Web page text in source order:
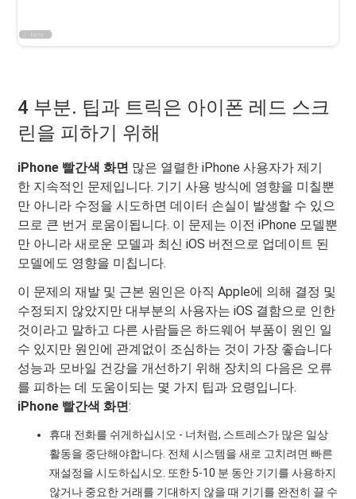
4 부분. 팁과 트릭은 아이폰 레드 스크
린을 피하기 위해
iPhone 빨간색 화면 많은 열렬한 iPhone 사용자가 제기
한 지속적인 문제입니다. 기기 사용 방식에 영향을 미칠뿐
만 아니라 수정을 시도하면 데이터 손실이 발생할 수 있으
므로 큰 번거 로움이됩니다. 이 문제는 이전 iPhone 모델뿐
만 아니라 새로운 모델과 최신 iOS 버전으로 업데이트 된
모델에도 영향을 미칩니다.
이 문제의 재발 및 근본 원인은 아직 Apple에 의해 결정 및
수정되지 않았지만 대부분의 사용자는 iOS 결함으로 인한
것이라고 말하고 다른 사람들은 하드웨어 부품이 원인 일
수 있지만 원인에 관계없이 조심하는 것이 가장 좋습니다
성능과 모바일 건강을 개선하기 위해 장치의 다음은 오류
를 피하는 데 도움이되는 몇 가지 팁과 요령입니다.
iPhone 빨간색 화면:
휴대 전화를 쉬게하십시오 - 너처럼, 스트레스가 많은 일상
활동을 중단해야합니다. 전체 시스템을 새로 고치려면 빠른
재설정을 시도하십시오. 또한 5-10 분 동안 기기를 사용하지
않거나 중요한 거래를 기대하지 않을 때 기기를 완전히 끌 수